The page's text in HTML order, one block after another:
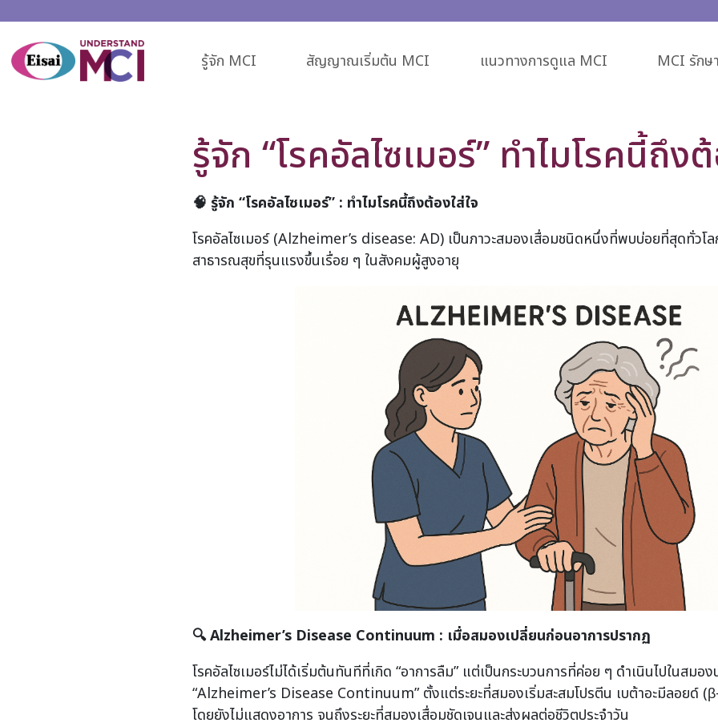
รู้จัก MCI สัญญาณเริ่มต้น MCI แนวทางการดูแล MCI MCI รักษ
รู้จัก “โรคอัลไซเมอร์” ทำไมโรคนี้ถึงต้
🧠 รู้จัก “โรคอัลไซเมอร์” : ทำไมโรคนี้ถึงต้องใส่ใจ
โรคอัลไซเมอร์ (Alzheimer’s disease: AD) เป็นภาวะสมองเสื่อมชนิดหนึ่งที่พบบ่อยที่สุดทั่วโ
สาธารณสุขที่รุนแรงขึ้นเรื่อย ๆ ในสังคมผู้สูงอายุ
🔍Alzheimer’s Disease Continuum : เมื่อสมองเปลี่ยนก่อนอาการปรากฏ
โรคอัลไซเมอร์ไม่ได้เริ่มต้นทันทีที่เกิด “อาการลืม” แต่เป็นกระบวนการที่ค่อย ๆ ดำเนินไปในสมอ
“Alzheimer’s Disease Continuum” ตั้งแต่ระยะที่สมองเริ่มสะสมโปรตีน เบต้าอะมีลอยด์
โดยยังไม่แสดงอาการ จนถึงระยะที่สมองเสื่อมชัดเจนและส่งผลต่อชีวิตประจำวัน